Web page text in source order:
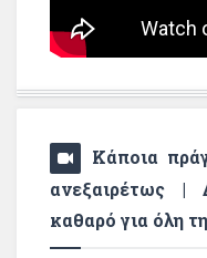
Κάποια
ανεξαιρέτως |
καθαρό για όλη